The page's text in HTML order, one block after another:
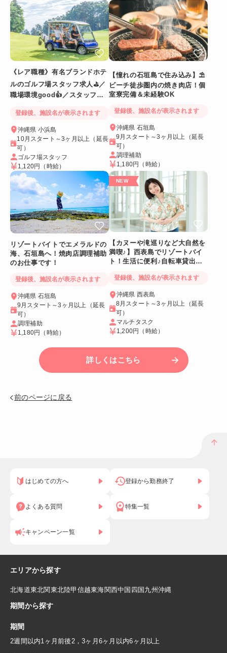
《レア職種》有名ブランドホテ
ルのゴルフ場スタッフ求人⛳／
職場環境good👍／スタッフ満
登録後、施設名が表示されます
沖縄県 小浜島
10月スタート～3ヶ月以上（延長
可）
ゴルフ場スタッフ
1,120円 （時給）
【憧れの石垣島で住み込み】⛱
ビーチ徒歩圏内の焼き肉店！個
室寮完備＆未経験OK
登録後、施設名が表示されます
沖縄県 石垣島
9月スタート～3ヶ月以上（延長
可）
調理補助
1,180円 （時給）
リゾートバイトでエメラルドの
海、石垣島へ！焼肉店調理補助
のお仕事です！
登録後、施設名が表示されます
沖縄県 石垣島
9月スタート～3ヶ月以上（延長
可）
調理補助
1,180円
（時給）
【カヌーや滝巡りなど大自然を
満喫♪】西表島でリゾートバイ
ト！生活に便利♪自転車貸出あ
登録後、施設名が表示されます
沖縄県 西表島
8月スタート～3ヶ月以上（延長
可）
マルチタスク
1,200円
（時給）
詳しくはこちら
前のページに戻る
はじめての方へ 登録から勤務終了
よくある質問 特集一覧
キャンペーン一覧
エリアから探す
北海道東北関東北陸甲信越東海関西中国 四国 九州 沖縄
期間から探す
期間
2週間以内1ヶ月前後2，3ヶ月 6ヶ月以内6ヶ月以上